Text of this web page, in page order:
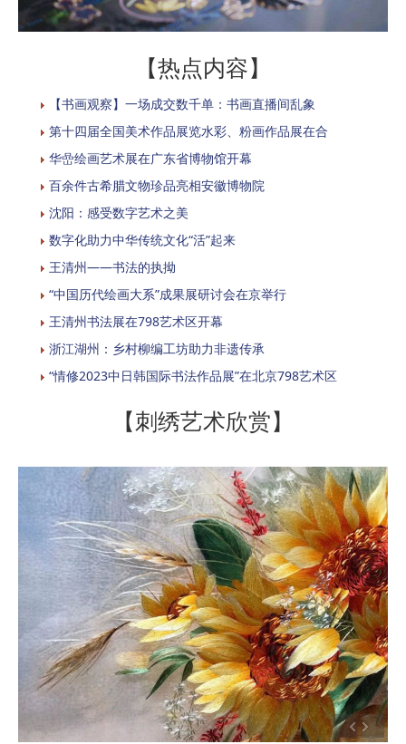
【热点内容】
【书画观察】一场成交数千单：书画直播间乱象
第十四届全国美术作品展览水彩、粉画作品展在合
华嵒绘画艺术展在广东省博物馆开幕
百余件古希腊文物珍品亮相安徽博物院
沈阳：感受数字艺术之美
数字化助力中华传统文化“活”起来
王清州——书法的执拗
“中国历代绘画大系”成果展研讨会在京举行
王清州书法展在798艺术区开幕
浙江湖州：乡村柳编工坊助力非遗传承
“情修2023中日韩国际书法作品展”在北京798艺术区
【刺绣艺术欣赏】